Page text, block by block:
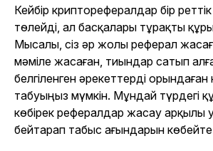
Кейбір крипторефералдар бір
төлейді, ал басқалары тұрақты
Мысалы, сіз әр жолы реферал
мәміле жасаған, тиындар сатып
белгіленген әрекеттерді
табуыңыз мүмкін. Мұндай түрдегі
көбірек рефералдар жасау арқылы
бейтарап табыс ағындарын